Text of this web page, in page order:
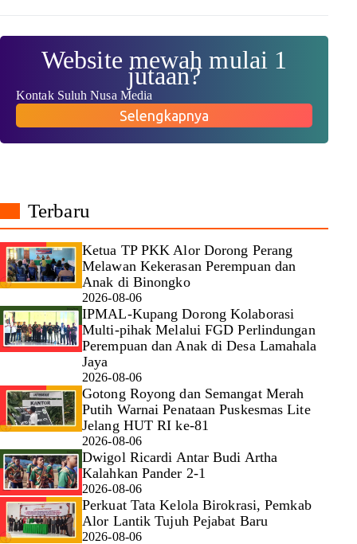
Website mewah mulai 1
jutaan?
Kontak Suluh Nusa Media
Selengkapnya
Terbaru
Ketua TP PKK Alor Dorong Perang
Melawan Kekerasan Perempuan dan
Anak di Binongko
2026-08-06
IPMAL-Kupang Dorong Kolaborasi
Multi-pihak Melalui FGD Perlindungan
Perempuan dan Anak di Desa Lamahala
Jaya
2026-08-06
Gotong Royong dan Semangat Merah
Putih Warnai Penataan Puskesmas Lite
Jelang HUT RI ke-81
2026-08-06
Dwigol Ricardi Antar Budi Artha
Kalahkan Pander 2-1
2026-08-06
Perkuat Tata Kelola Birokrasi, Pemkab
Alor Lantik Tujuh Pejabat Baru
2026-08-06